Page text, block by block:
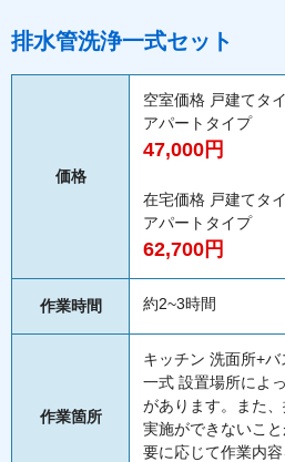
排水管洗浄一式セット
価格
空室価格 戸建てタ
アパートタイプ
47,000円
在宅価格 戸建てタ
アパートタイプ
62,700円
作業時間 約2~3時間
作業箇所
キッチン 洗面所+
一式 設置場所によ
があります。また
実施ができないこ
要に応じて作業内